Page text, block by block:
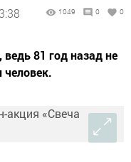
1049 0 0
81 год назад не
человек.